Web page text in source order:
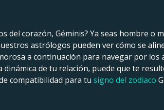
del corazón, Géminis? Ya seas hombre o
astrólogos pueden ver cómo se
a continuación para navegar por
de tu relación, puede que te
compatibilidad para tu signo del zodiaco